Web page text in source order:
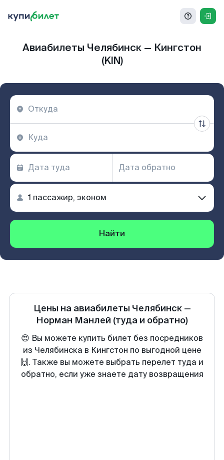
Авиабилеты Челябинск — Кингстон
(KIN)
Найти
Цены на авиабилеты Челябинск—
Норман Манлей (туда и обратно)
😍 Вы можете купить билет без посредников
из Челябинска в Кингстон по выгодной цене
🙌. Также вы можете выбрать перелет туда и
обратно, если уже знаете дату возвращения